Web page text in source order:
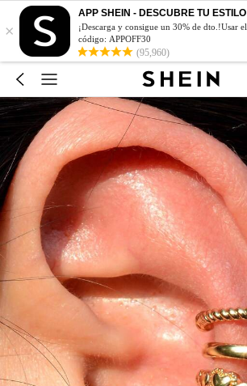
×
APP SHEIN - DESCUBRE TU ESTILO
¡Descarga y consigue un 30% de dto.!Usar el
código: APPOFF30
(95,960)